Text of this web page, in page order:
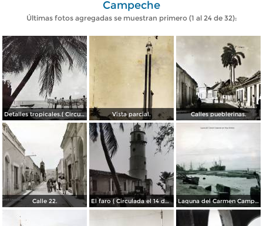
Campeche
Últimas fotos agregadas se muestran primero (1 al 24 de 32):
Detalles tropicales.( Circulada el 11 de Octubre de 1944 ). Vista parcial. Calles pueblerinas.
Calle 22. El faro ( Circulada el 14 de Septiembre de 1950 ). Laguna del Carmen Campeche por el Fotógrafo Hugo Brehme.